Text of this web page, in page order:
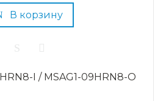
В корзину
I / MSAG1-09HRN8-O